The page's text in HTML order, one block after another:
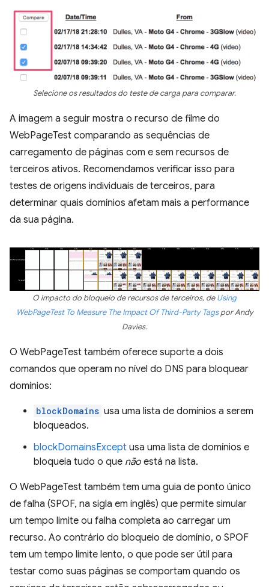
Selecione os resultados do teste de carga para comparar.
A imagem a seguir mostra o recurso de filme do
WebPageTest comparando as sequências de
carregamento de páginas com e sem recursos de
terceiros ativos. Recomendamos verificar isso para
testes de origens individuais de terceiros, para
determinar quais domínios afetam mais a performance
da sua página.
O impacto do bloqueio de recursos de terceiros, deUsing
WebPageTest To Measure The Impact Of Third-Party Tagspor Andy
Davies.
O WebPageTest também oferece suporte a dois
comandos que operam no nível do DNS para bloquear
domínios:
blockDomains usa uma lista de domínios a serem
bloqueados.
blockDomainsExcept usa uma lista de domínios e
bloqueia tudo o que não está na lista.
O WebPageTest também tem uma guia de ponto único
de falha (SPOF, na sigla em inglês) que permite simular
um tempo limite ou falha completa ao carregar um
recurso. Ao contrário do bloqueio de domínio, o SPOF
tem um tempo limite lento, o que pode ser útil para
testar como suas páginas se comportam quando os